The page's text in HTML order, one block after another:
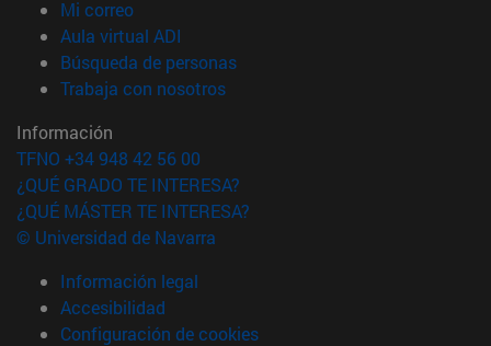
Mi correo(abre en nueva ventana)
Aula virtual ADI
Búsqueda de personas(abre en nueva ventana)
Trabaja con nosotros(abre en nueva ventana)
Información
TFNO +34 948 42 56 00
¿QUÉ GRADO TE INTERESA?
¿QUÉ MÁSTER TE INTERESA?
© Universidad de Navarra
Información legal
Accesibilidad
Configuración de cookies